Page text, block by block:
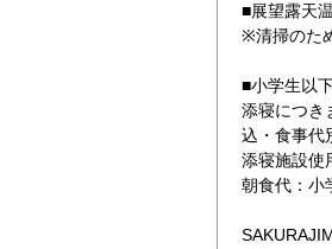
■展望露天
※清掃のた
■小学生以
添寝につき
込・食事代
添寝施設使
朝食代：小